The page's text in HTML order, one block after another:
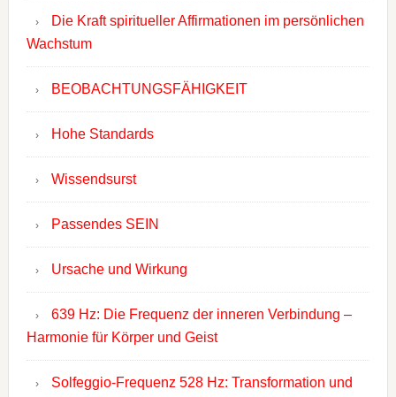
Die Kraft spiritueller Affirmationen im persönlichen
Wachstum
BEOBACHTUNGSFÄHIGKEIT
Hohe Standards
Wissendsurst
Passendes SEIN
Ursache und Wirkung
639 Hz: Die Frequenz der inneren Verbindung –
Harmonie für Körper und Geist
Solfeggio-Frequenz 528 Hz: Transformation und